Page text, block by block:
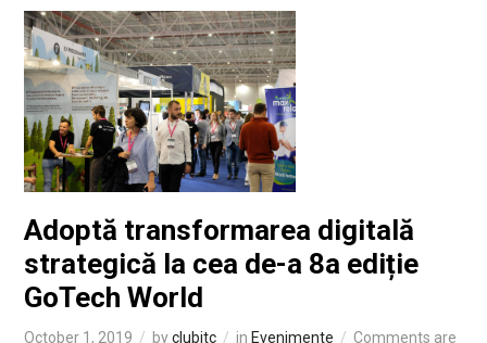
Adoptă transformarea digitală
strategică la cea de-a 8a ediție
GoTech World
October 1, 2019 byclubitc in Evenimente Comments are